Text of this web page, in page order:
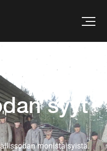
syyt
monista syistä.